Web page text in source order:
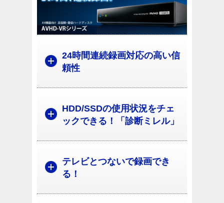
24時間連続録画対応の高い信
頼性
HDD/SSDの使用状況をチェ
ックできる！「診断ミレル」
テレビとつないで録画でき
る！